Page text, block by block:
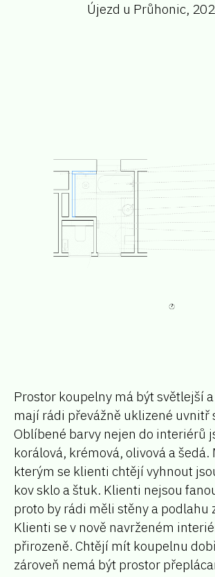
Újezd u Průhonic,
Prostor koupelny má být světlejší
mají rádi převážně uklizené uvnitř
Oblíbené barvy nejen do interiérů
korálová, krémová, olivová a šedá.
kterým se klienti chtějí vyhnout
kov sklo a štuk. Klienti nejsou
proto by rádi měli stěny a podlahu
Klienti se v nově navrženém
přirozeně. Chtějí mít koupelnu
zároveň nemá být prostor